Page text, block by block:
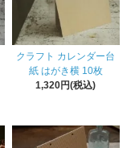
クラフト カレンダー台
紙 はがき横 10枚
1,320円(税込)